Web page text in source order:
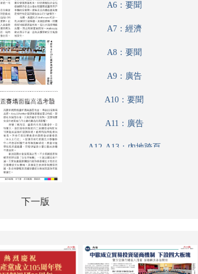
下一版
A6：要聞
A7：經濟
A8：要聞
A9：廣告
A10：要聞
A11：廣告
A12-A13：內地跨頁
A17：評論